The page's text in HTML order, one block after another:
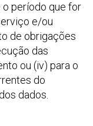
o período que for
e/ou
de obrigações
das
ou (iv) para o
do
dados.